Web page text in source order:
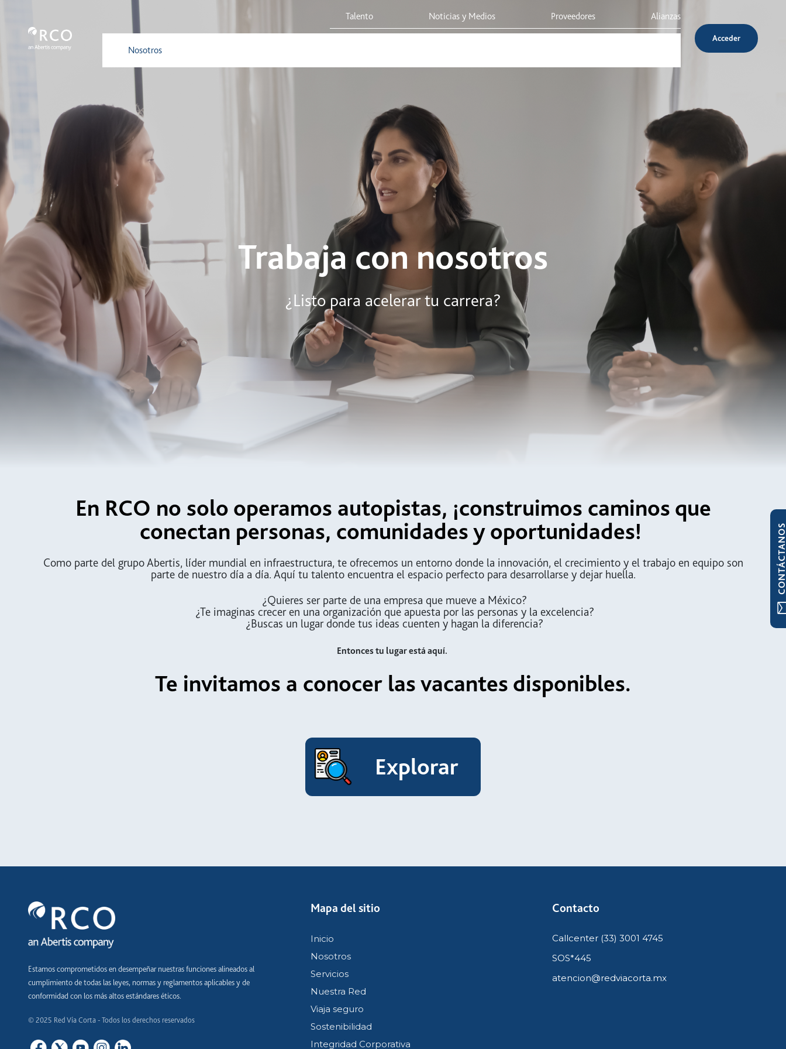
Trabaja con nosotros - Red Vía Corta Talento Noticias y Medios Proveedores Alianzas
Nosotros
Acceder
Trabaja con nosotros
¿Listo para acelerar tu carrera?
En RCO no solo operamos autopistas, ¡construimos caminos que
conectan personas, comunidades y oportunidades!
Como parte del grupo Abertis, líder mundial en infraestructura, te ofrecemos un entorno donde la innovación, el crecimiento y el trabajo en equipo son
parte de nuestro día a día. Aquí tu talento encuentra el espacio perfecto para desarrollarse y dejar huella.
¿Quieres ser parte de una empresa que mueve a México?
¿Te imaginas crecer en una organización que apuesta por las personas y la excelencia?
¿Buscas un lugar donde tus ideas cuenten y hagan la diferencia?
Entonces tu lugar está aquí.
Te invitamos a conocer las vacantes disponibles.
Explorar
Estamos comprometidos en desempeñar nuestras funciones alineados al
cumplimiento de todas las leyes, normas y reglamentos aplicables y de
conformidad con los más altos estándares éticos.
© 2025 Red Vía Corta - Todos los derechos reservados
Mapa del sitio
Inicio
Nosotros
Servicios
Nuestra Red
Viaja seguro
Sostenibilidad
Integridad Corporativa
Contacto
Callcenter (33) 3001 4745
SOS*445
atencion@redviacorta.mx